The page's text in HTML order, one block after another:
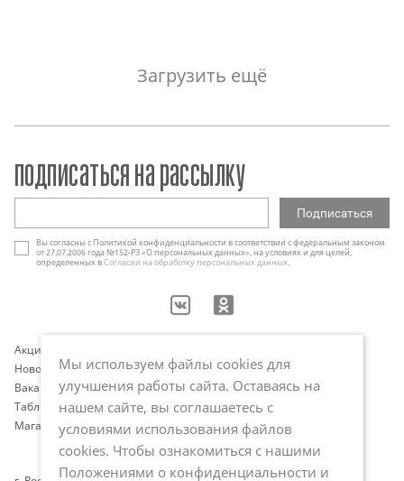
Загрузить ещё
Акции
Новости
Вакансии
Таблица размеров
Магазины
Оплата и доставка
Программа лояльности
Публичная оферта
Политика обработки
персональных данных
подписаться на рассылку
Вы согласны с Политикой конфиденциальности в соответствии с федеральным законом
от 27.07.2006 года №152-РЗ «О персональных данных», на условиях и для целей,
определенных вСогласии на обработку персональных данных.
Мы используем файлы cookies для
улучшения работы сайта. Оставаясь на
нашем сайте, вы соглашаетесь с
условиями использования файлов
cookies. Чтобы ознакомиться с нашими
Положениями о конфиденциальности и